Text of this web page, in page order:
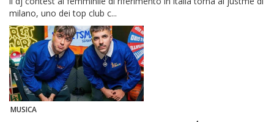
milano, uno dei top club c...
MUSICA